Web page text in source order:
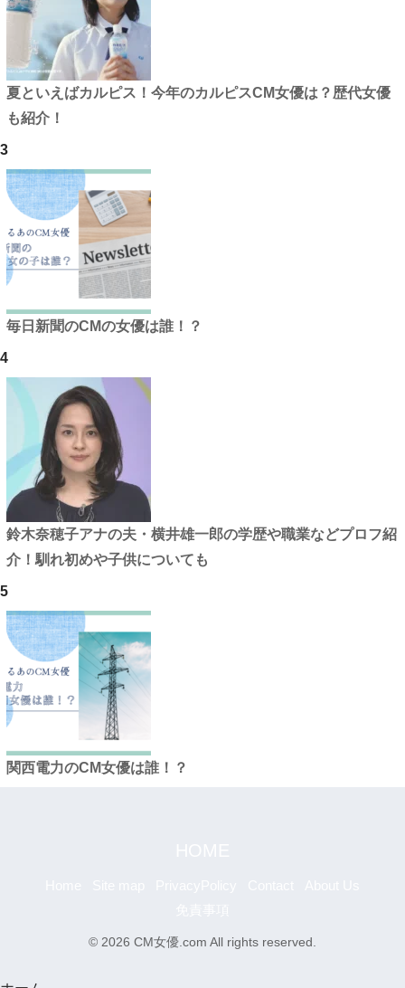
夏といえばカルピス！今年のカルピスCM女優は？歴代女優
も紹介！
3
毎日新聞のCMの女優は誰！？
4
鈴木奈穂子アナの夫・横井雄一郎の学歴や職業などプロフ紹
介！馴れ初めや子供についても
5
関西電力のCM女優は誰！？
© 2026 CM女優.com All rights reserved.